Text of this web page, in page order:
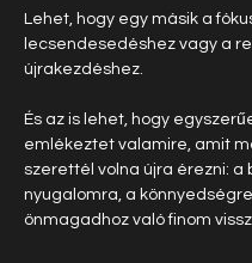
Lehet, hogy egy másik a
lecsendesedéshez vagy a
újrakezdéshez.
És az is lehet, hogy
emlékeztet valamire, amit
szerettél volna újra érezni: a
nyugalomra, a
önmagadhoz való finom